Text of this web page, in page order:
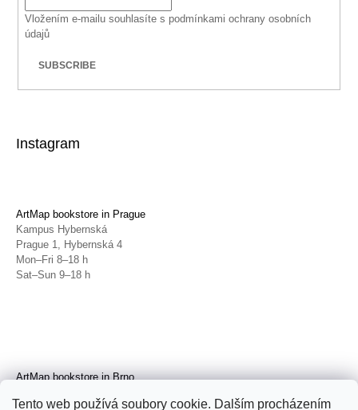
Tento web používá soubory cookie. Dalším procházením
Vložením e-mailu souhlasíte s podmínkami ochrany osobních
údajů
SUBSCRIBE
Instagram
ArtMap bookstore in Prague
Kampus Hybernská
Prague 1, Hybernská 4
Mon–Fri 8–18 h
Sat–Sun 9–18 h
ArtMap bookstore in Brno
Brno, Radnická 4